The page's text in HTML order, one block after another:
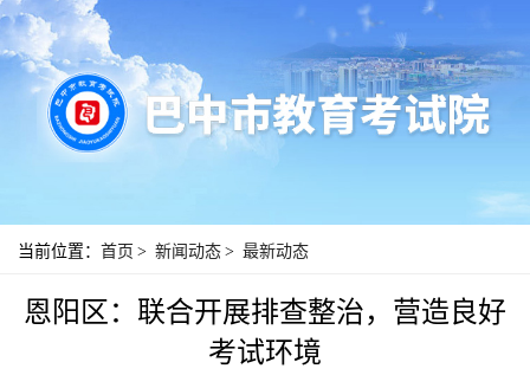
当前位置： 首页 > 新闻动态 > 最新动态
恩阳区：联合开展排查整治，营造良好
考试环境